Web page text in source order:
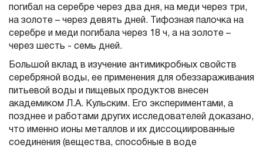
погибал на серебре через два дня, на меди через три,
на золоте – через девять дней. Тифозная палочка на
серебре и меди погибала через 18 ч, а на золоте –
через шесть - семь дней.
Большой вклад в изучение антимикробных свойств
серебряной воды, ее применения для обеззараживания
питьевой воды и пищевых продуктов внесен
академиком Л.А. Кульским. Его экспериментами, а
позднее и работами других исследователей доказано,
что именно ионы металлов и их диссоциированные
соединения (вещества, способные в воде